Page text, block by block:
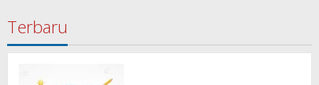
Terbaru